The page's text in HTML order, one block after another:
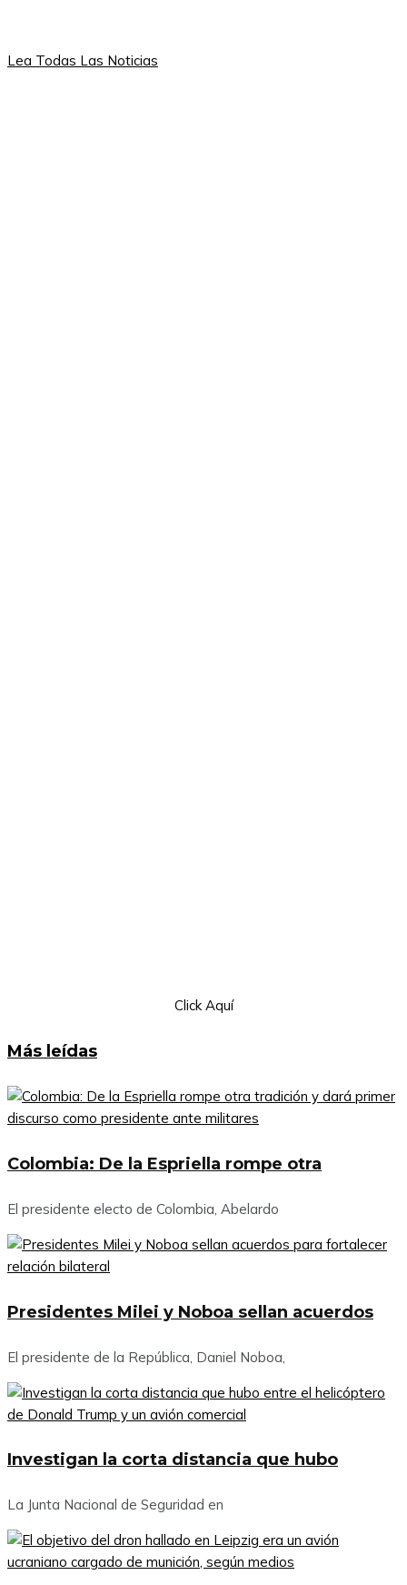
Lea Todas Las Noticias
Click Aquí
Más leídas
Colombia: De la Espriella rompe otra
El presidente electo de Colombia, Abelardo
Presidentes Milei y Noboa sellan acuerdos
El presidente de la República, Daniel Noboa,
Investigan la corta distancia que hubo
La Junta Nacional de Seguridad en